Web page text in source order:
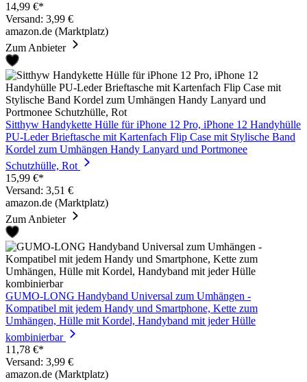
14,99 €*
Versand: 3,99 €
amazon.de (Marktplatz)
Zum Anbieter
Sitthyw Handykette Hülle für iPhone 12 Pro, iPhone 12 Handyhülle
PU-Leder Brieftasche mit Kartenfach Flip Case mit Stylische Band
Kordel zum Umhängen Handy Lanyard und Portmonee
Schutzhülle, Rot
15,99 €*
Versand: 3,51 €
amazon.de (Marktplatz)
Zum Anbieter
GUMO-LONG Handyband Universal zum Umhängen -
Kompatibel mit jedem Handy und Smartphone, Kette zum
Umhängen, Hülle mit Kordel, Handyband mit jeder Hülle
kombinierbar
11,78 €*
Versand: 3,99 €
amazon.de (Marktplatz)